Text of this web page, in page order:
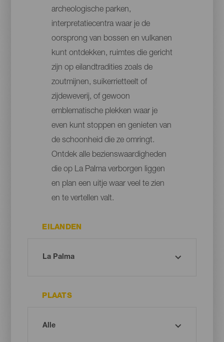
archeologische parken,
interpretatiecentra waar je de
oorsprong van bossen en vulkanen
kunt ontdekken, ruimtes die gericht
zijn op eilandtradities zoals de
zoutmijnen, suikerrietteelt of
zijdeweverij, of gewoon
emblematische plekken waar je
even kunt stoppen en genieten van
de schoonheid die ze omringt.
Ontdek alle bezienswaardigheden
die op La Palma verborgen liggen
en plan een uitje waar veel te zien
en te vertellen valt.
EILANDEN
PLAATS